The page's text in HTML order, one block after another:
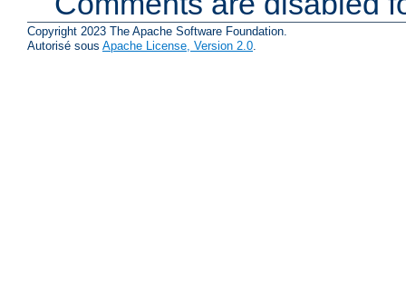
Copyright 2023 The Apache Software Foundation.
Autorisé sous Apache License, Version 2.0.